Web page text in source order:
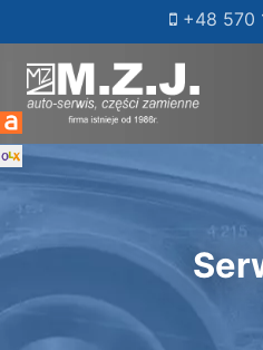
do
treści
+48 570
Regeneracja przekładni
Części